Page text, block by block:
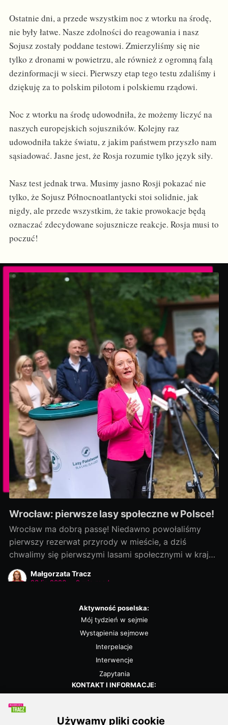
Ostatnie dni, a przede wszystkim noc z wtorku na środę,
nie były łatwe. Nasze zdolności do reagowania i nasz
Sojusz zostały poddane testowi. Zmierzyliśmy się nie
tylko z dronami w powietrzu, ale również z ogromną falą
dezinformacji w sieci. Pierwszy etap tego testu zdaliśmy i
dziękuję za to polskim pilotom i polskiemu rządowi.
Noc z wtorku na środę udowodniła, że możemy liczyć na
naszych europejskich sojuszników. Kolejny raz
udowodniła także światu, z jakim państwem przyszło nam
sąsiadować. Jasne jest, że Rosja rozumie tylko język siły.
Nasz test jednak trwa. Musimy jasno Rosji pokazać nie
tylko, że Sojusz Północnoatlantycki stoi solidnie, jak
nigdy, ale przede wszystkim, że takie prowokacje będą
oznaczać zdecydowane sojusznicze reakcje. Rosja musi to
poczuć!
Wrocław: pierwsze lasy społeczne w Polsce!
Wrocław ma dobrą passę! Niedawno powołaliśmy
pierwszy rezerwat przyrody w mieście, a dziś
chwalimy się pierwszymi lasami społecznymi w kraju!
Rozmowy zaczęliśmy jako ostatni, a efekty
dowozimy jako pierwsi! Było to możliwe, bo nie
otwarte na dialog i kompromis — a to wszystko dla
Małgorzata Tracz
23 lip 2026 2 min read
Aktywność poselska:
Mój tydzień w sejmie
Wystąpienia sejmowe
Interpelacje
Interwencje
Zapytania
KONTAKT I INFORMACJE: